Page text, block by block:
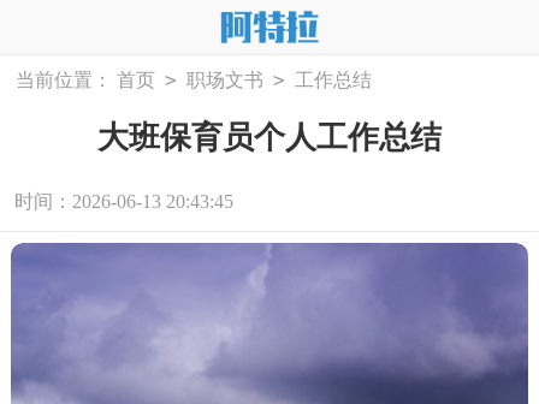
当前位置： 首页 > 职场文书 > 工作总结
大班保育员个人工作总结
时间：2026-06-13 20:43:45